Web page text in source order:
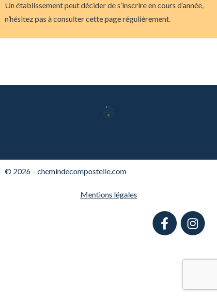
Un établissement peut décider de s’inscrire en cours d’année,
n’hésitez pas à consulter cette page régulièrement.
© 2026 – chemindecompostelle.com
Mentions légales